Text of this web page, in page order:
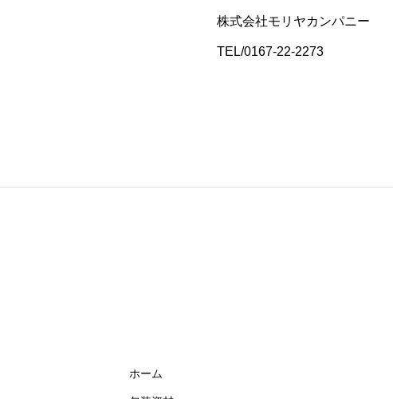
株式会社モリヤカンパニー
TEL/0167-22-2273
ホーム